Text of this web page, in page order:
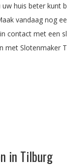
huis beter kunt
vandaag nog
contact met een
met Slotenmaker
in Tilburg